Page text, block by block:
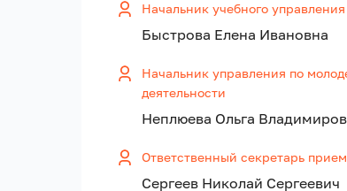
Начальник учебного управления
Быстрова Елена Ивановна
Начальник управления по
деятельности
Неплюева Ольга
Ответственный секретарь
Сергеев Николай Сергеевич